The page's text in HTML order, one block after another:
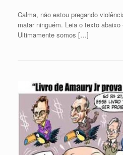
Calma, não estou pregando
matar ninguém. Leia o texto
Ultimamente somos […]